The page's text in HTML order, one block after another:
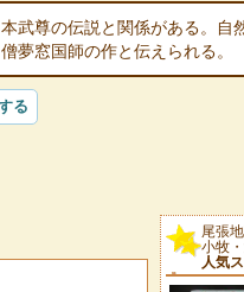
武尊の伝説と関係がある。自
夢窓国師の作と伝えられる。
る
尾張
小牧
人気